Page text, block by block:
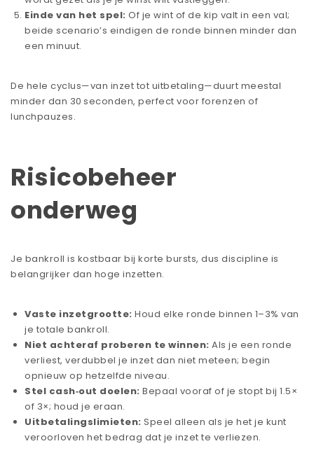
Einde van het spel: Of je wint of de kip valt in een val;
beide scenario’s eindigen de ronde binnen minder dan
een minuut.
De hele cyclus—van inzet tot uitbetaling—duurt meestal
minder dan 30 seconden, perfect voor forenzen of
lunchpauzes.
Risicobeheer
onderweg
Je bankroll is kostbaar bij korte bursts, dus discipline is
belangrijker dan hoge inzetten.
Vaste inzetgrootte: Houd elke ronde binnen 1–3% van
je totale bankroll.
Niet achteraf proberen te winnen: Als je een ronde
verliest, verdubbel je inzet dan niet meteen; begin
opnieuw op hetzelfde niveau.
Stel cash‑out doelen: Bepaal vooraf of je stopt bij 1.5×
of 3×; houd je eraan.
Uitbetalingslimieten: Speel alleen als je het je kunt
veroorloven het bedrag dat je inzet te verliezen.